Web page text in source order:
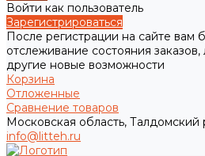
Войти как пользователь
Зарегистрироваться
После регистрации на сайте вам
отслеживание состояния
другие новые возможности
Корзина
Отложенные
Сравнение товаров
Московская область, Талдомский
info@litteh.ru